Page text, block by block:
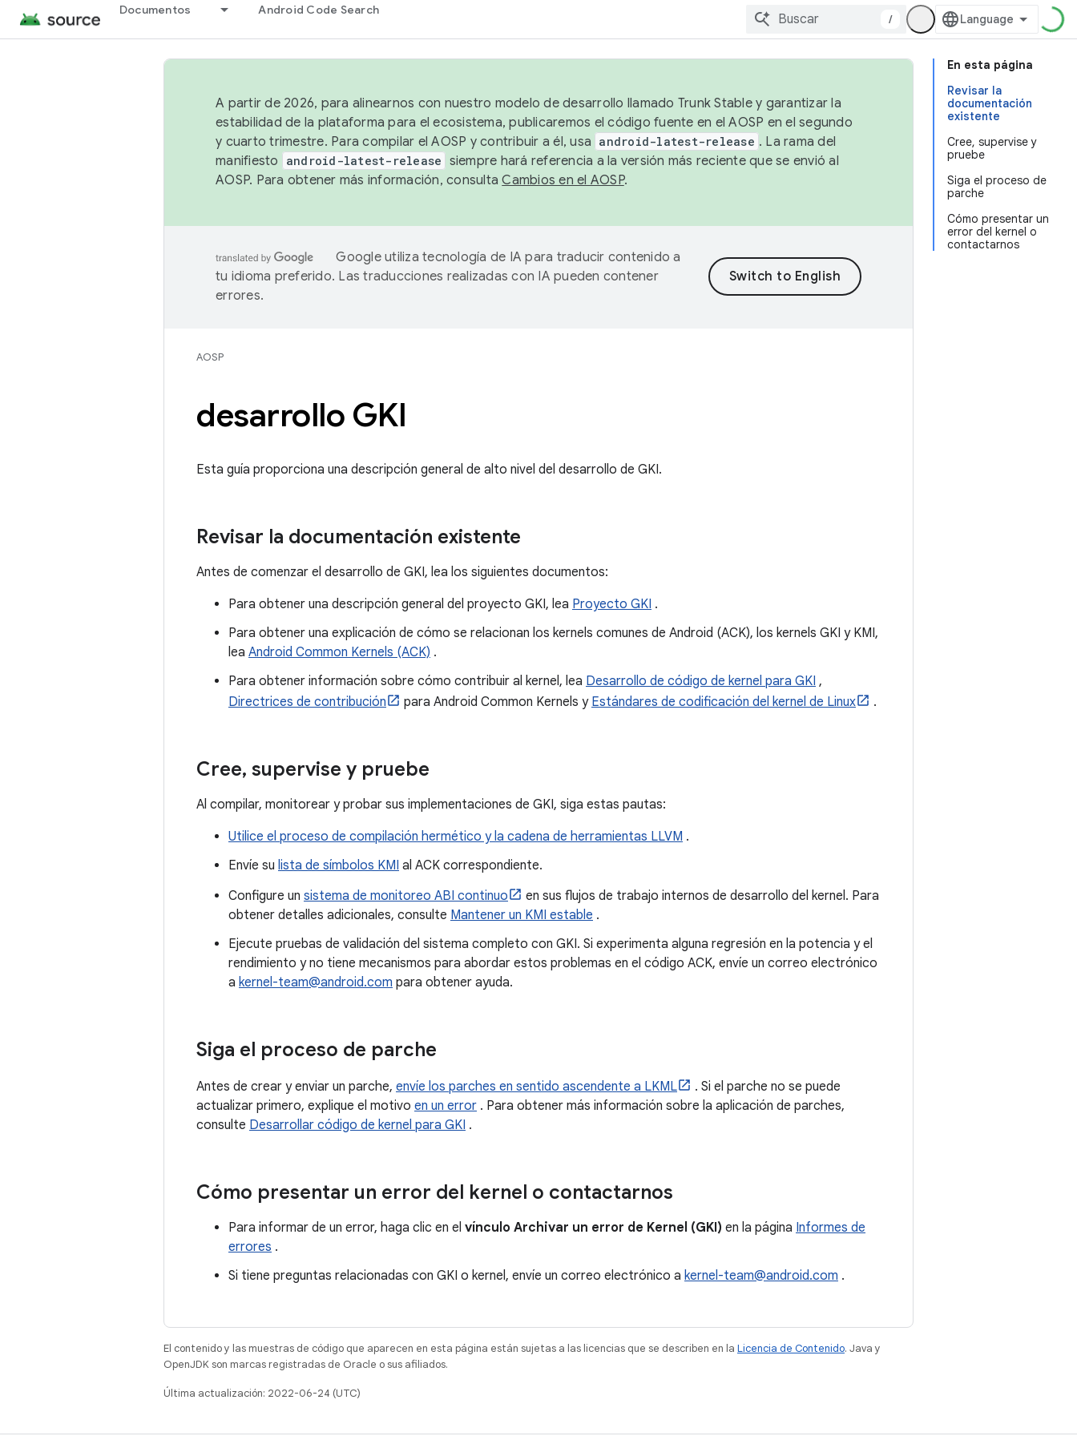
Documentos Android Code Search
/
En esta página
Revisar la
documentación
existente
Cree, supervise y
pruebe
Siga el proceso de
parche
Cómo presentar un
error del kernel o
contactarnos
A partir de 2026, para alinearnos con nuestro modelo de desarrollo llamado Trunk Stable y garantizar la
estabilidad de la plataforma para el ecosistema, publicaremos el código fuente en el AOSP en el segundo
y cuarto trimestre. Para compilar el AOSP y contribuir a él, usa android-latest-release . La rama del
manifiesto
android-latest-release siempre hará referencia a la versión más reciente que se envió al
AOSP. Para obtener más información, consultaCambios en el AOSP.
Google utiliza tecnología de IA para traducir contenido a
tu idioma preferido. Las traducciones realizadas con IA pueden contener
errores.
AOSP
desarrollo GKI
Esta guía proporciona una descripción general de alto nivel del desarrollo de GKI.
Revisar la documentación existente
Antes de comenzar el desarrollo de GKI, lea los siguientes documentos:
Para obtener una descripción general del proyecto GKI, lea Proyecto GKI .
Para obtener una explicación de cómo se relacionan los kernels comunes de Android (ACK), los kernels GKI y KMI,
lea Android Common Kernels (ACK) .
Para obtener información sobre cómo contribuir al kernel, lea Desarrollo de código de kernel para GKI ,
Directrices de contribución
para Android Common Kernels y Estándares de codificación del kernel de Linux .
Cree, supervise y pruebe
Al compilar, monitorear y probar sus implementaciones de GKI, siga estas pautas:
Utilice el proceso de compilación hermético y la cadena de herramientas LLVM .
Envíe su lista de símbolos KMI al ACK correspondiente.
Configure un sistema de monitoreo ABI continuo
en sus flujos de trabajo internos de desarrollo del kernel. Para
obtener detalles adicionales, consulte Mantener un KMI estable .
Ejecute pruebas de validación del sistema completo con GKI. Si experimenta alguna regresión en la potencia y el
rendimiento y no tiene mecanismos para abordar estos problemas en el código ACK, envíe un correo electrónico
a kernel-team@android.com para obtener ayuda.
Siga el proceso de parche
Antes de crear y enviar un parche, envíe los parches en sentido ascendente a LKML
. Si el parche no se puede
actualizar primero, explique el motivo en un error . Para obtener más información sobre la aplicación de parches,
consulte Desarrollar código de kernel para GKI .
Cómo presentar un error del kernel o contactarnos
Para informar de un error, haga clic en el vínculo Archivar un error de Kernel (GKI) en la página Informes de
errores .
Si tiene preguntas relacionadas con GKI o kernel, envíe un correo electrónico a kernel-team@android.com .
El contenido y las muestras de código que aparecen en esta página están sujetas a las licencias que se describen en la Licencia de Contenido. Java y
OpenJDK son marcas registradas de Oracle o sus afiliados.
Última actualización: 2022-06-24 (UTC)